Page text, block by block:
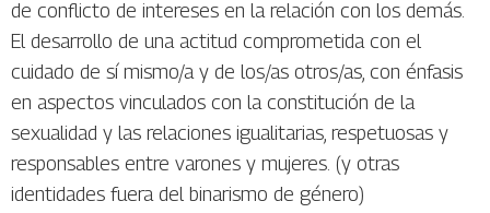
de conflicto de intereses en la relación con los demás.
El desarrollo de una actitud comprometida con el
cuidado de sí mismo/a y de los/as otros/as, con énfasis
en aspectos vinculados con la constitución de la
sexualidad y las relaciones igualitarias, respetuosas y
responsables entre varones y mujeres. (y otras
identidades fuera del binarismo de género)